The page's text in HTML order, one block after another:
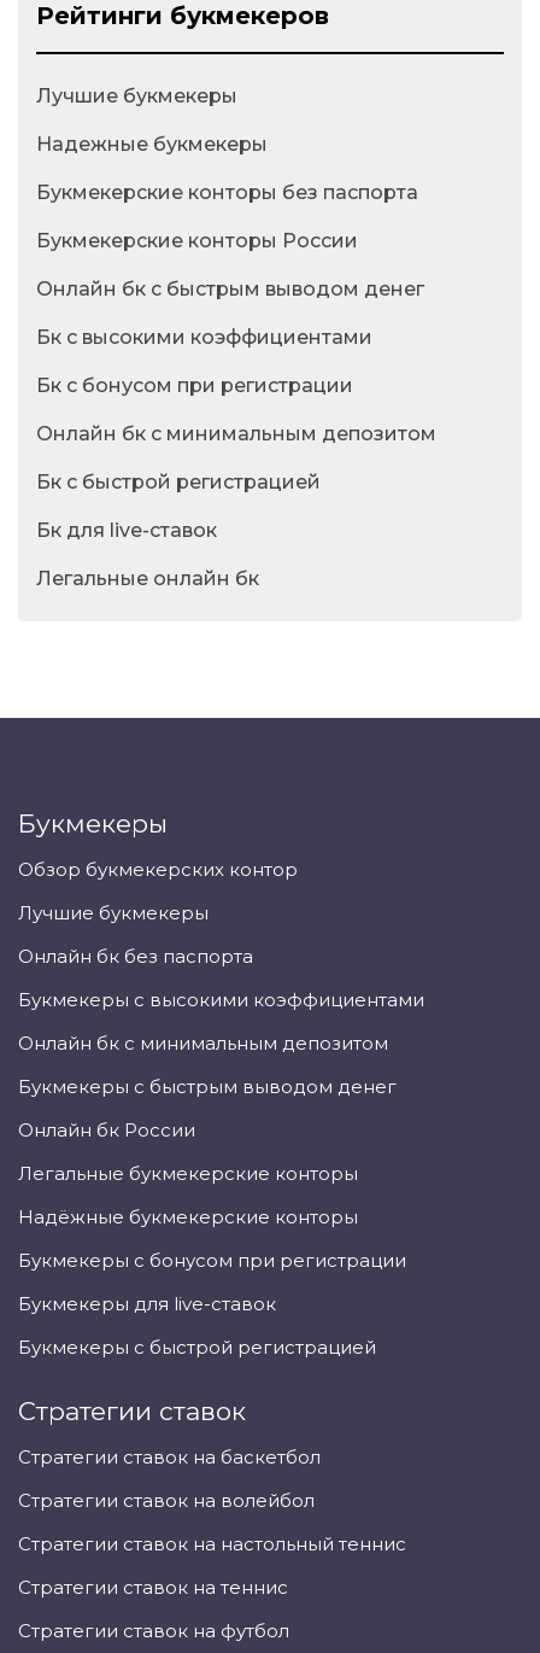
Рейтинги букмекеров
Лучшие букмекеры
Надежные букмекеры
Букмекерские конторы без паспорта
Букмекерские конторы России
Онлайн бк с быстрым выводом денег
Бк с высокими коэффициентами
Бк с бонусом при регистрации
Онлайн бк с минимальным депозитом
Бк с быстрой регистрацией
Бк для live-ставок
Легальные онлайн бк
Букмекеры
Обзор букмекерских контор
Лучшие букмекеры
Онлайн бк без паспорта
Букмекеры с высокими коэффициентами
Онлайн бк с минимальным депозитом
Букмекеры с быстрым выводом денег
Онлайн бк России
Легальные букмекерские конторы
Надёжные букмекерские конторы
Букмекеры с бонусом при регистрации
Букмекеры для live-ставок
Букмекеры с быстрой регистрацией
Стратегии ставок
Стратегии ставок на баскетбол
Стратегии ставок на волейбол
Стратегии ставок на настольный теннис
Стратегии ставок на теннис
Стратегии ставок на футбол